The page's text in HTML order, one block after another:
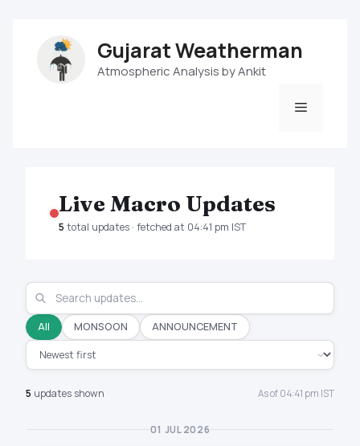
content
Gujarat Weatherman
Atmospheric Analysis by Ankit
Menu
Live Macro Updates
5 total updates · fetched at 04:41 pm IST
All MONSOON ANNOUNCEMENT
5 updates shown As of 04:41 pm IST
01 JUL 2026